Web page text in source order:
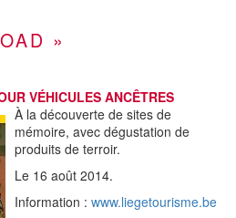
»
VÉHICULES ANCÊTRES
À la découverte de sites de
mémoire, avec dégustation de
produits de terroir.
Le 16 août 2014.
Information : www.liegetourisme.be